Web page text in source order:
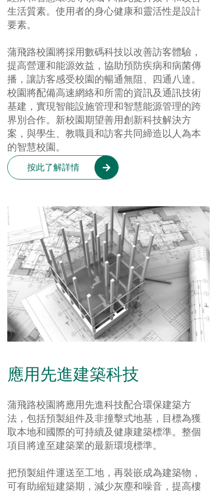
生活質素。使用者的身心健康和靈活性是設計
要素。
蒲飛路校園將採用數碼科技以改善訪客體驗，
提高營運和能源效益，協助預防疾病和病菌傳
播，讓訪客感受校園的暢通無阻、四通八達。
校園將配備高速網絡和所需的資訊及通訊技術
基建，實現智能設施管理和智慧能源管理的跨
界別合作。新校園期望善用創新科技解決方
案，與學生、教職員和訪客共同締造以人為本
的智慧校園。
按此了解詳情
應用先進建築科技
蒲飛路校園將應用先進科技配合環保建築方
法，包括預製組件及非撞擊式地基，目標為獲
取本地和國際的可持續及健康建築標準。整個
項目將達至建築業的最新環境標準。
把預製組件運送至工地，再裝嵌成為建築物，
可有助縮短建築期，減少灰塵和噪音，提高樓